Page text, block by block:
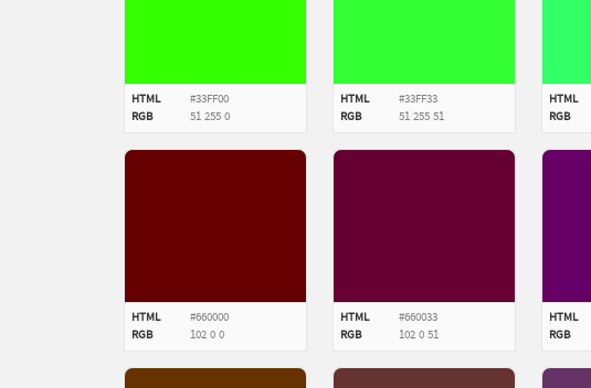
HTML
#33FF00
RGB
51 255 0
HTML
#33FF33
RGB
51 255 51
HTML
RGB
HTML
#660000
RGB
102 0 0
HTML
#660033
RGB
102 0 51
HTML
RGB